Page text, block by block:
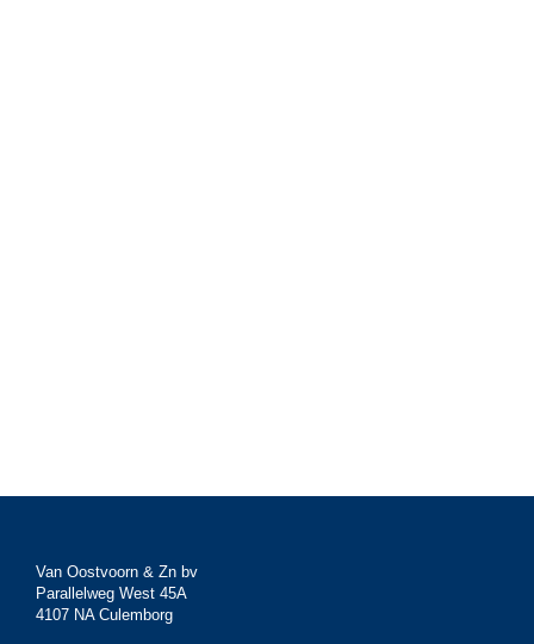
Van Oostvoorn & Zn bv
Parallelweg West 45A
4107 NA Culemborg